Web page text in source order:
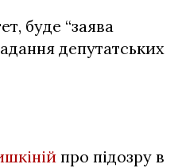
буде “заява
депутатських
про підозру в